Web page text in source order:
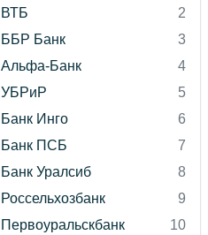
ВТБ
2
ББР Банк
3
Альфа-Банк
4
УБРиР
5
Банк Инго
6
Банк ПСБ
7
Банк Уралсиб
8
Россельхозбанк
9
Первоуральскбанк
10